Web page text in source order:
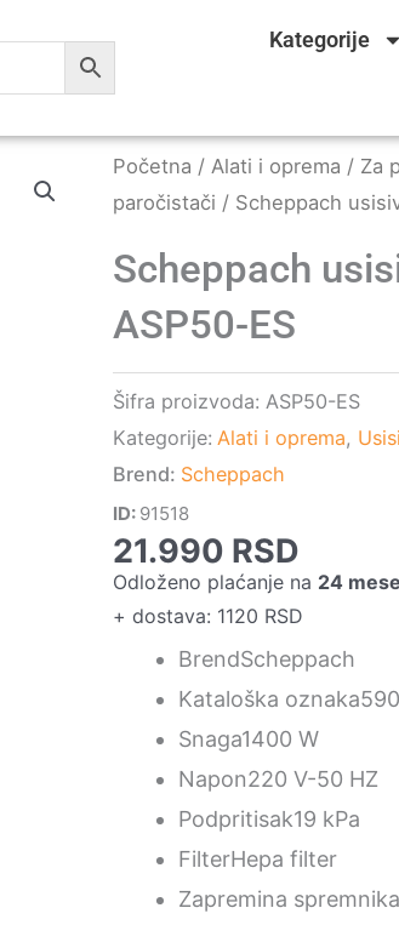
Kategorije
Početna / Alati i oprema / Za
paročistači / Scheppach
Scheppach
ASP50-ES
Šifra proizvoda: ASP50-ES
Kategorije: Alati i oprema,
Brend: Scheppach
ID: 91518
21.990 RSD
Odloženo plaćanje na 24
+ dostava: 1120 RSD
BrendScheppach
Kataloška oznaka
Snaga1400 W
Napon220 V-50 HZ
Podpritisak19 kPa
FilterHepa filter
Zapremina spremnika